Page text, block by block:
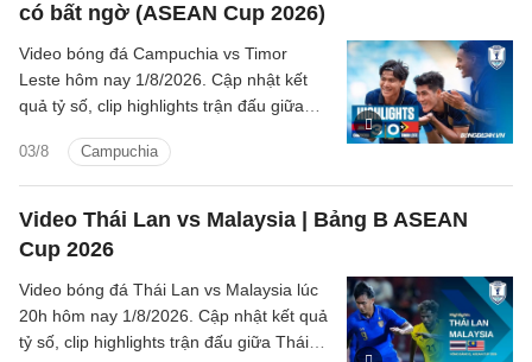
có bất ngờ (ASEAN Cup 2026)
03/8 Campuchia
Video bóng đá Campuchia vs Timor
Leste hôm nay 1/8/2026. Cập nhật kết
quả tỷ số, clip highlights trận đấu giữa
ASEAN Cup 2026).
Video Thái Lan vs Malaysia | Bảng B ASEAN
Cup 2026
Video bóng đá Thái Lan vs Malaysia lúc
20h hôm nay 1/8/2026. Cập nhật kết quả
tỷ số, clip highlights trận đấu giữa Thái